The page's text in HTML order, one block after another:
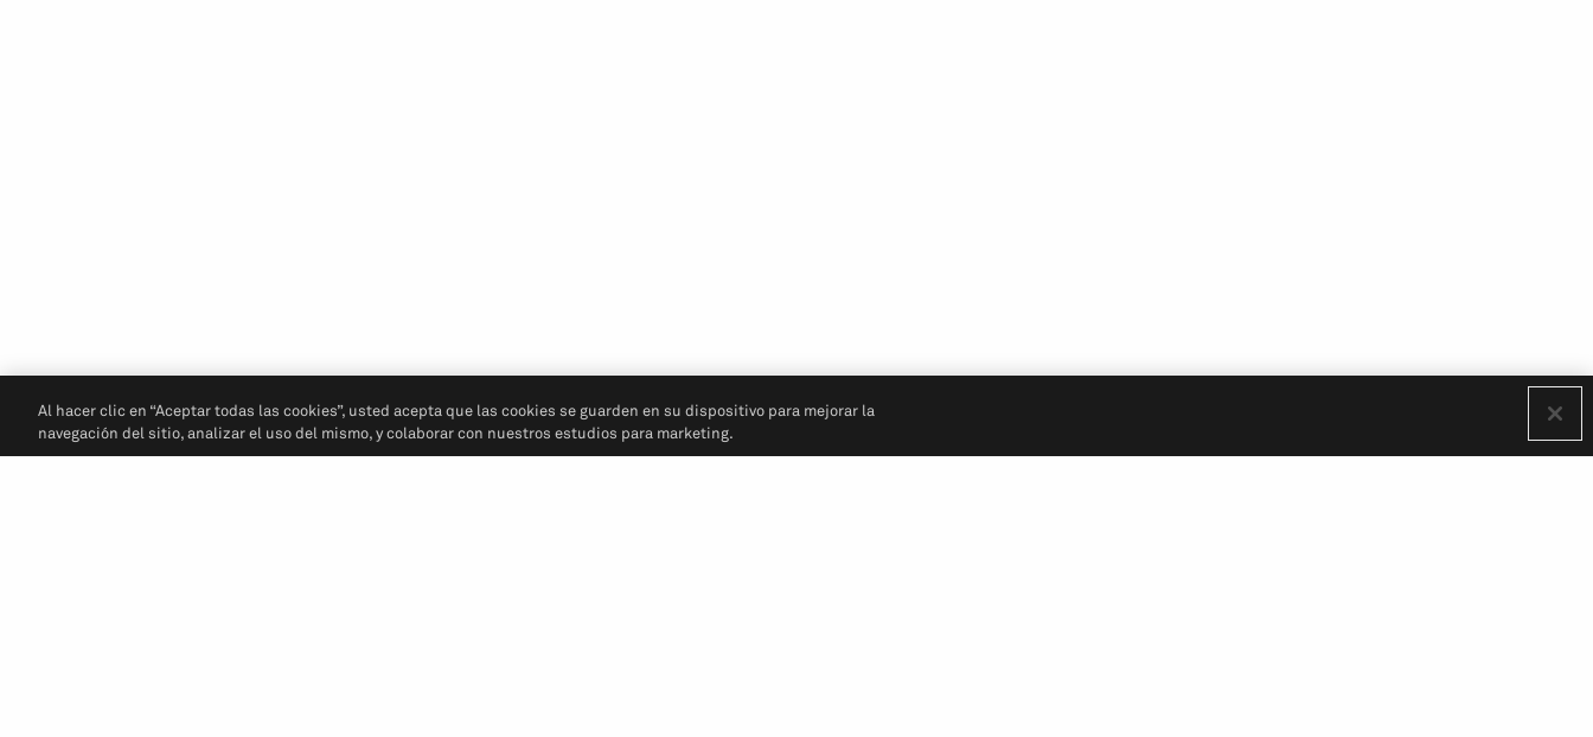
Al hacer clic en “Aceptar todas las cookies”, usted acepta que las cookies se guarden en su dispositivo para mejorar la
navegación del sitio, analizar el uso del mismo, y colaborar con nuestros estudios para marketing.